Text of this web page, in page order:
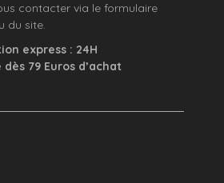
contacter via le formulaire
du site.
express : 24H
79 Euros d’achat